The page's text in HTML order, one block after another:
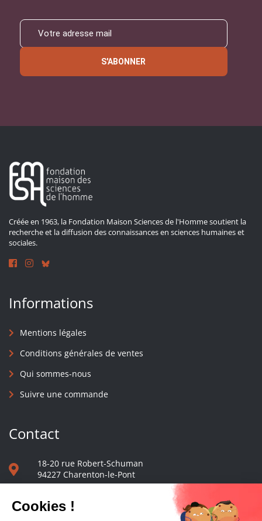
S'ABONNER
Créée en 1963, la Fondation Maison Sciences de l'Homme soutient la
recherche et la diffusion des connaissances en sciences humaines et
sociales.
Informations
Mentions légales
Conditions générales de ventes
Qui sommes-nous
Suivre une commande
Contact
18-20 rue Robert-Schuman
94227 Charenton-le-Pont